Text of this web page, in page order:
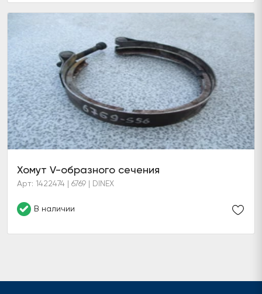
Хомут V-образного сечения
Арт: 1422474 | 6769 | DINEX
В наличии